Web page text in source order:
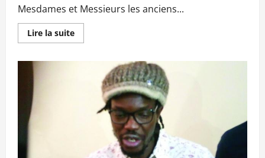
Mesdames et Messieurs les anciens...
Lire la suiteEn
savoir
DISCOURS
PRESIDENT
HOUSSEINI
AMION
GUINDO
L’OCCASION
L’OUVERTURE